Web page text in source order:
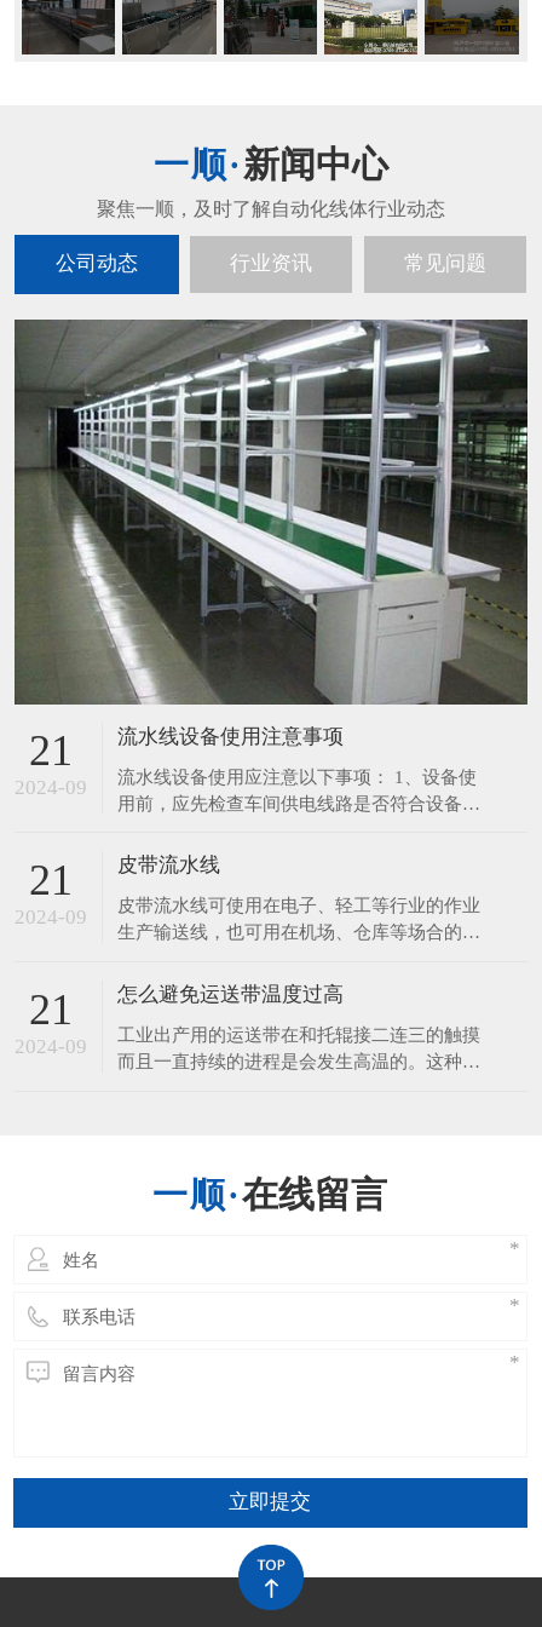
新闻中心
公司动态 行业资讯 常见问题
21
2024-09
流水线设备使用注意事项
流水线设备使用应注意以下事项： 1、设备使
用前，应先检查车间供电线路是否符合设备所
规定的相符。 2、定期检查各导线接通部份，
期检查各零部件的装配是否良好，紧固件有无
松动现象，机体内部有无其它异物声响。 4、
21
2024-09
皮带流水线
皮带流水线可使用在电子、轻工等行业的作业
生产输送线，也可用在机场、仓库等场合的物
户指定生产。 采用无级调速装置，输送速度
0.5～12m/min.可按客户指定调速范围生产。
生产用皮带线有长条工作台和独立工作台,线
体标准配置有置物台,照明,插座,工艺看板,
21
2024-09
怎么避免运送带温度过高
工业出产用的运送带在和托辊接二连三的触摸
而且一直持续的进程是会发生高温的。这种较
的，环境的不一样也有限制，运送带在开阔的
在线留言
立即提交